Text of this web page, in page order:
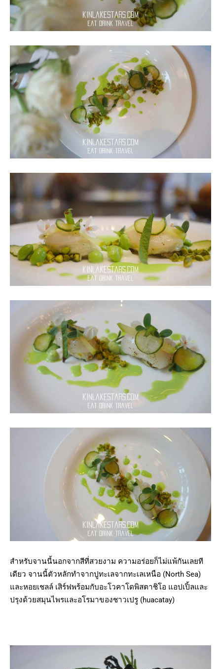
สำหรับจานนี้นอกจากสีที่สวยงาม ความอร่อยก็ไม่แพ้กันเลยที
เดียว จานนี้ตัวหลักทำจากปูทะเลจากทะเลเหนือ (North Sea)
และหอยเชลล์ เสิร์ฟพร้อมกับอะโวคาโดพิสตาชิโอ แอปเปิ้ลและ
ปรุงด้วยสมุนไพรและอโรมาของชาวเปรู (huacatay)